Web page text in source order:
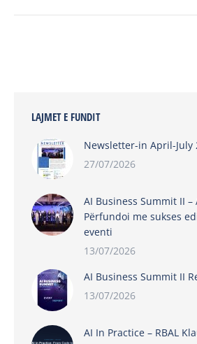
LAJMET E FUNDIT
Newsletter-in April-July
27/07/2026
AI Business Summit II –
Përfundoi me sukses
eventi
13/07/2026
AI Business Summit II
13/07/2026
AI In Practice – RBAL